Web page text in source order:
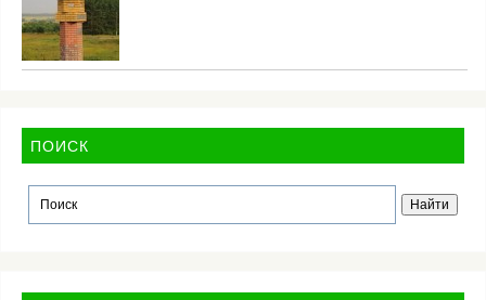
ПОИСК